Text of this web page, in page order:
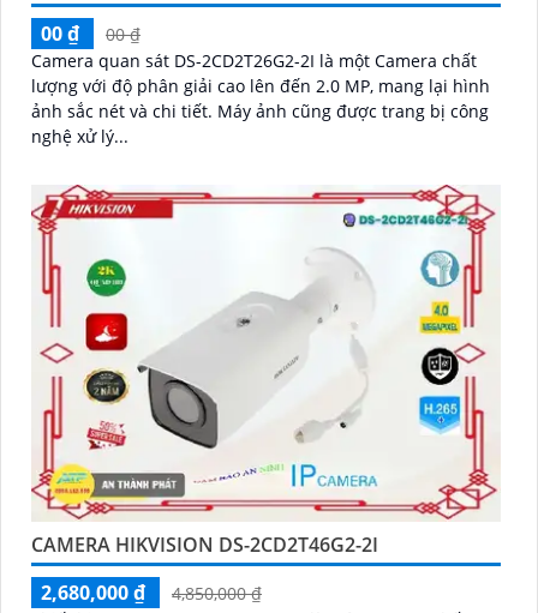
00 ₫
00 ₫
Camera quan sát DS-2CD2T26G2-2I là một Camera chất
lượng với độ phân giải cao lên đến 2.0 MP, mang lại hình
ảnh sắc nét và chi tiết. Máy ảnh cũng được trang bị công
nghệ xử lý...
CAMERA HIKVISION DS-2CD2T46G2-2I
2,680,000 ₫
4,850,000 ₫